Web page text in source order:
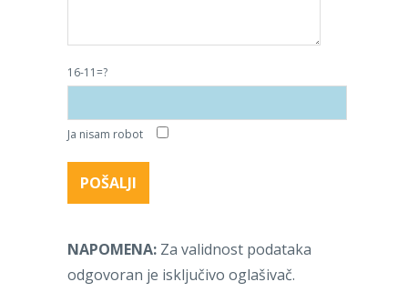
16-11=?
Ja nisam robot
NAPOMENA: Za validnost podataka
odgovoran je isključivo oglašivač.